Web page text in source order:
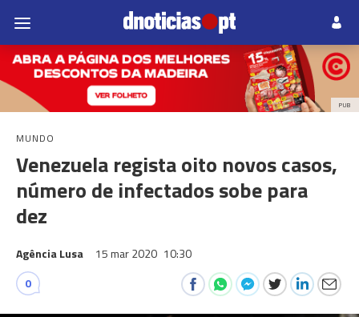
PUB
MUNDO
Venezuela regista oito novos casos,
número de infectados sobe para
dez
Agência Lusa 15 mar 2020 10:30
0